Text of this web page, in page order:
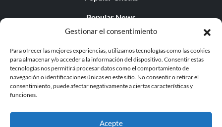
Gestionar el consentimiento
Para ofrecer las mejores experiencias, utilizamos tecnologías como las cookies
para almacenar y/o acceder a la información del dispositivo. Consentir estas
tecnologías nos permitirá procesar datos como el comportamiento de
navegación o identificaciones únicas en este sitio. No consentir o retirar el
consentimiento, puede afectar negativamente a ciertas características y
funciones.
Acepte
Popular News
Popular Editorials
Popular Free Games
LATEST UPDATES